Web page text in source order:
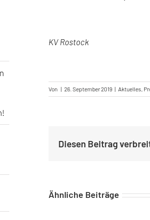
KV Rostock
Von | 26. September 2019 | Aktuelles,
Diesen Beitrag
Ähnliche Beiträge